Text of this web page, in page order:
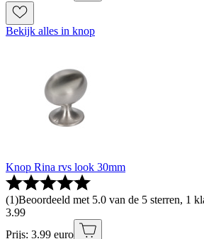
Bekijk alles in knop
Knop Rina rvs look 30mm
(1)Beoordeeld met 5.0 van de 5 sterren, 1
3.99
Prijs: 3.99 euro